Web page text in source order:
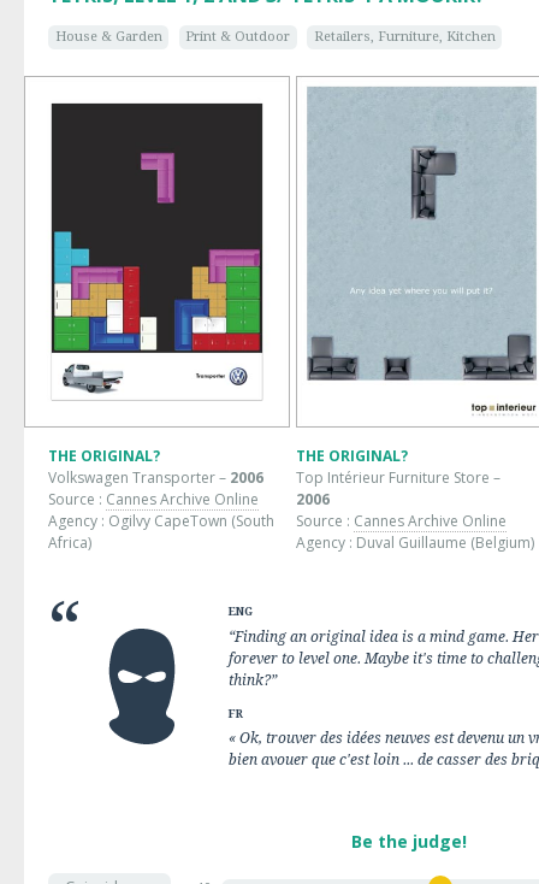
House & Garden Print & Outdoor Retailers, Furniture, Kitchen
THE ORIGINAL?
Volkswagen Transporter – 2006
Source : Cannes Archive Online
Agency : Ogilvy CapeTown (South
Africa)
THE ORIGINAL?
Top Intérieur Furniture Store –
2006
Source : Cannes Archive Online
Agency : Duval Guillaume (Belgium)
ENG
“Finding an original idea is a mind game.
forever to level one. Maybe it's time to
think?”
FR
« Ok, trouver des idées neuves est devenu
bien avouer que c'est loin ... de casser des
Be the judge!